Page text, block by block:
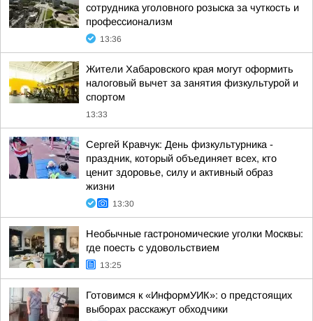
сотрудника уголовного розыска за чуткость и
профессионализм
13:36
Жители Хабаровского края могут оформить
налоговый вычет за занятия физкультурой и
спортом
13:33
Сергей Кравчук: День физкультурника -
праздник, который объединяет всех, кто
ценит здоровье, силу и активный образ
жизни
13:30
Необычные гастрономические уголки Москвы:
где поесть с удовольствием
13:25
Готовимся к «ИнформУИК»: о предстоящих
выборах расскажут обходчики